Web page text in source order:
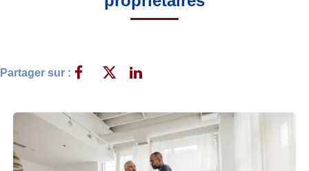
Nos Agences
Notre Région
Avis Clients
Nos Actualités
Partager sur :